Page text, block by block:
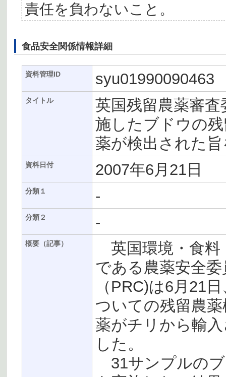
責任を負わないこと。
食品安全関係情報詳細
資料管理ID syu01990090463
タイトル
英国残留農薬審
施したブドウの
薬が検出された
資料日付 2007年6月21日
分類１ -
分類２ -
概要（記事）
英国環境・食料
である農薬安全
（PRC)は6月21
ついての残留農
薬がチリから輸
した。
31サンプルのブ